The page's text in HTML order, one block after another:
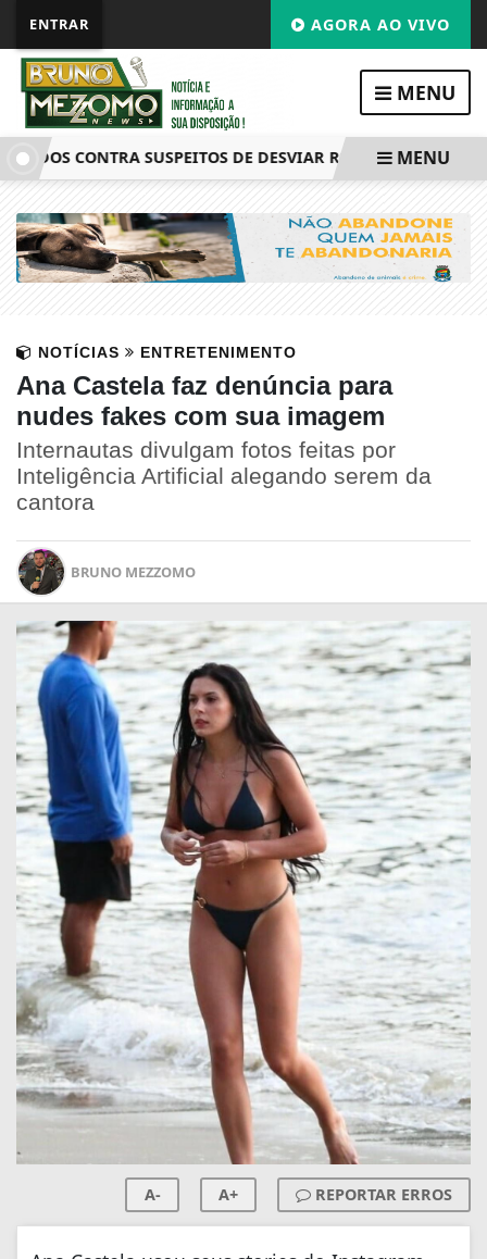
ENTRAR AGORA AO VIVO
MENU
CONTRA SUSPEITOS DE DESVIAR R$ 45 MILHÕES DE
MENU
NOTÍCIAS ENTRETENIMENTO
Ana Castela faz denúncia para
nudes fakes com sua imagem
Internautas divulgam fotos feitas por
Inteligência Artificial alegando serem da
cantora
BRUNO MEZZOMO
A- A+ REPORTAR ERROS